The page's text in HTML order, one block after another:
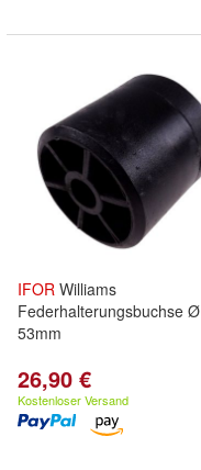
IFOR Williams
Federhalterungsbuchse Ø
53mm
26,90 €
Kostenloser Versand